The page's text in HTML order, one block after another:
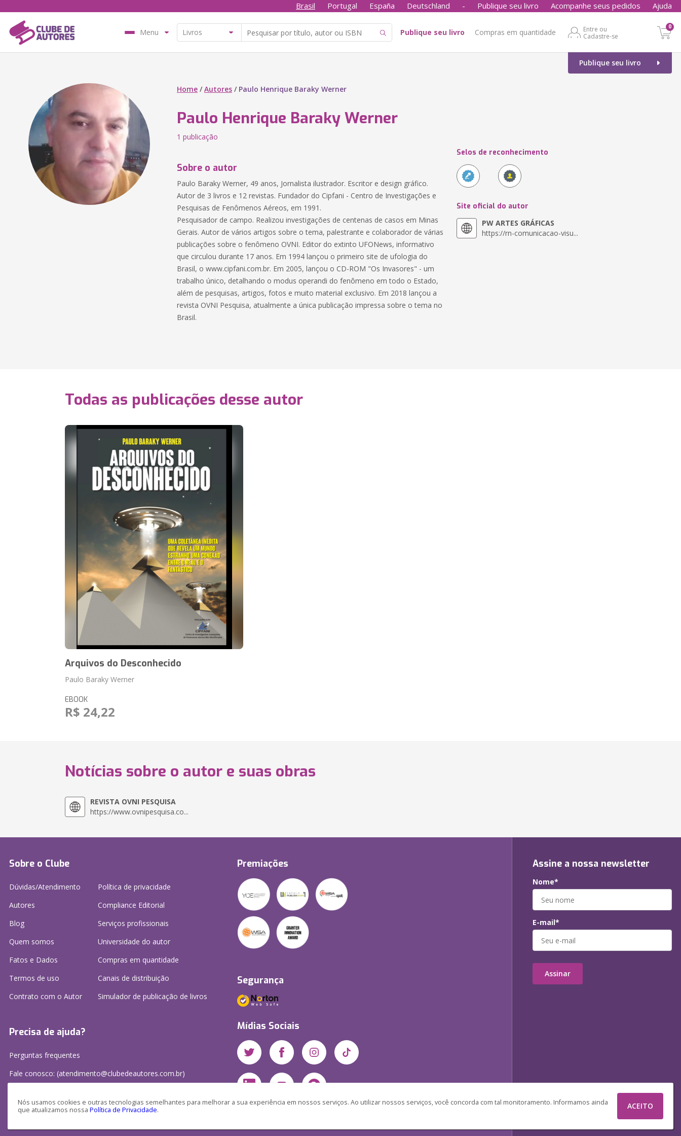
Nós usamos cookies e outras tecnologias semelhantes para melhorar a sua experiência em nossos serviços. Ao utilizar nossos serviços, você concorda com tal monitoramento. Informamos ainda
que atualizamos nossa Política de Privacidade. ACEITO
Brasil Portugal España Deutschland - Publique seu livro Acompanhe seus pedidos Ajuda
Menu Publique seu livro Compras em quantidade
Entre ou
Cadastre-se
0
Publique seu livro
Home /Autores / Paulo Henrique Baraky Werner
Paulo Henrique Baraky Werner
1 publicação
Sobre o autor
Paulo Baraky Werner, 49 anos, Jornalista ilustrador. Escritor e design gráfico.
Autor de 3 livros e 12 revistas. Fundador do Cipfani - Centro de Investigações e
Pesquisas de Fenômenos Aéreos, em 1991.
Pesquisador de campo. Realizou investigações de centenas de casos em Minas
Gerais. Autor de vários artigos sobre o tema, palestrante e colaborador de várias
publicações sobre o fenômeno OVNI. Editor do extinto UFONews, informativo
que circulou durante 17 anos. Em 1994 lançou o primeiro site de ufologia do
Brasil, o www.cipfani.com.br. Em 2005, lançou o CD-ROM "Os Invasores" - um
trabalho único, detalhando o modus operandi do fenômeno em todo o Estado,
além de pesquisas, artigos, fotos e muito material exclusivo. Em 2018 lançou a
revista OVNI Pesquisa, atualmente a única publicação impressa sobre o tema no
Brasil.
Selos de reconhecimento
Site oficial do autor
PW ARTES GRÁFICAS
https://rn-comunicacao-visu...
Todas as publicações desse autor
Arquivos do Desconhecido
Paulo Baraky Werner
EBOOK
R$ 24,22
Notícias sobre o autor e suas obras
REVISTA OVNI PESQUISA
https://www.ovnipesquisa.co...
Sobre o Clube
Dúvidas/Atendimento
Autores
Blog
Quem somos
Fatos e Dados
Termos de uso
Contrato com o Autor
Política de privacidade
Compliance Editorial
Serviços profissionais
Universidade do autor
Compras em quantidade
Canais de distribuição
Simulador de publicação de livros
Precisa de ajuda?
Perguntas frequentes
Fale conosco: (atendimento@clubedeautores.com.br)
Premiações
Segurança
Mídias Sociais
Assine a nossa newsletter
Nome*
E-mail*
Assinar
Clube de Autores Publicações S/A - CNPJ: 16.779.786/0001-27